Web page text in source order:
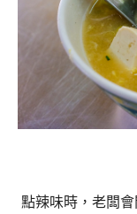
點辣味時，老闆